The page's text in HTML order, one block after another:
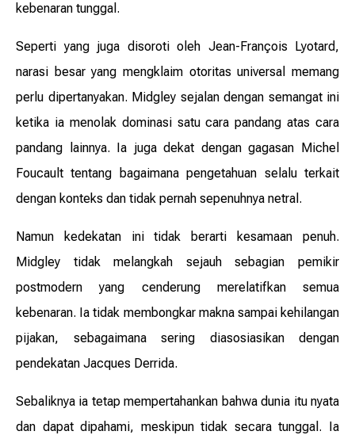
kebenaran tunggal.
Seperti yang juga disoroti oleh Jean-François Lyotard,
narasi besar yang mengklaim otoritas universal memang
perlu dipertanyakan. Midgley sejalan dengan semangat ini
ketika ia menolak dominasi satu cara pandang atas cara
pandang lainnya. Ia juga dekat dengan gagasan Michel
Foucault tentang bagaimana pengetahuan selalu terkait
dengan konteks dan tidak pernah sepenuhnya netral.
Namun kedekatan ini tidak berarti kesamaan penuh.
Midgley tidak melangkah sejauh sebagian pemikir
postmodern yang cenderung merelatifkan semua
kebenaran. Ia tidak membongkar makna sampai kehilangan
pijakan, sebagaimana sering diasosiasikan dengan
pendekatan Jacques Derrida.
Sebaliknya ia tetap mempertahankan bahwa dunia itu nyata
dan dapat dipahami, meskipun tidak secara tunggal. Ia